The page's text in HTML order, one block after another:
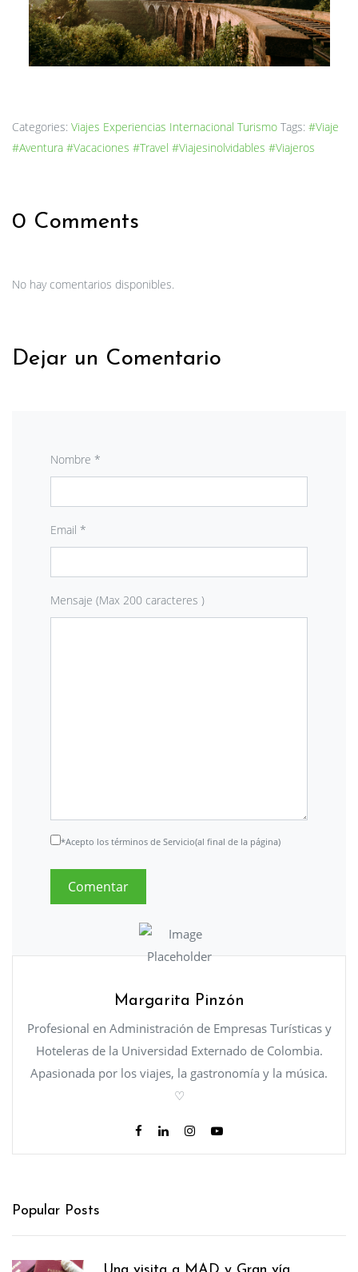
Categories: Viajes Experiencias Internacional Turismo Tags: #Viaje
#Aventura #Vacaciones #Travel #Viajesinolvidables #Viajeros
0 Comments
No hay comentarios disponibles.
Dejar un Comentario
Nombre *
Email *
Mensaje (Max 200 caracteres )
*Acepto los términos de Servicio(al final de la página)
Margarita Pinzón
Profesional en Administración de Empresas Turísticas y
Hoteleras de la Universidad Externado de Colombia.
Apasionada por los viajes, la gastronomía y la música.
♡
Popular Posts